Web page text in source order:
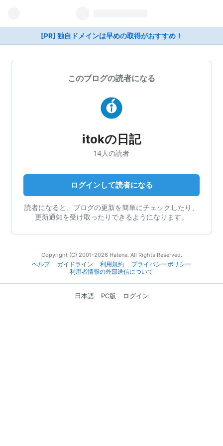
[PR] 独自ドメインは早めの取得がおすすめ！
このブログの読者になる
itokの日記
14人の読者
ログインして読者になる
読者になると、ブログの更新を簡単にチェックしたり、
更新通知を受け取ったりできるようになります。
Copyright (C) 2001-2026 Hatena. All Rights Reserved.
ヘルプ
ガイドライン 利用規約
プライバシーポリシー
利用者情報の外部送信について
日本語 PC版 ログイン